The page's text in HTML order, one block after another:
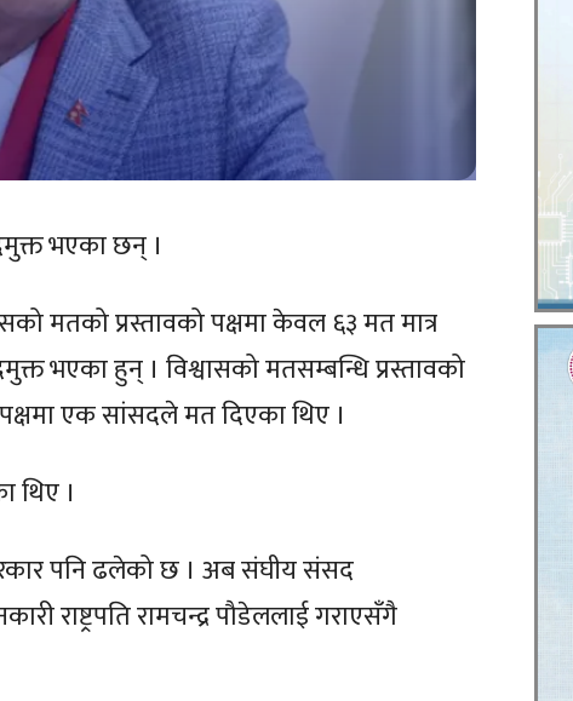
भएका छन् ।
मतको प्रस्तावको पक्षमा केवल ६३ मत मात्र
भएका हुन् । विश्वासको मतसम्बन्धि प्रस्तावको
पक्षमा एक सांसदले मत दिएका थिए ।
थिए ।
पनि ढलेको छ । अब संघीय संसद
राष्ट्रपति रामचन्द्र पौडेललाई गराएसँगै